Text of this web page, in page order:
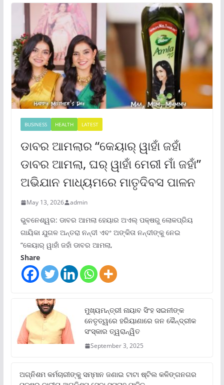
BUSINESS HEALTH LATEST
ଡାବର ଆମଲାର “କେୟାର୍ ୱାହାଁ ଜହାଁ
ଡାବର ଆମଲା, ଘର୍ ୱାହାଁ ମେରୀ ମାଁ ଜହାଁ”
ଅଭିଯାନ ମାଧ୍ୟମରେ ମାତୃଦିବସ ପାଳନ
May 13, 2026 admin
ଭୁବନେଶ୍ୱର: ଡାବର ଆମଲା ହେୟାର ଅଏଲ୍ ପକ୍ଷରୁ ଲୋକପ୍ରିୟ
ଗାୟିକା ଯୁଗଳ ଅନ୍ତରା ନନ୍ଦୀ ଏବଂ ଅଙ୍କିତା ନନ୍ଦୀଙ୍କୁ ନେଇ
“କେୟାର୍ ୱାହାଁ ଜହାଁ ଡାବର ଆମଲା,
Share
ମୁଖ୍ୟମନ୍ତ୍ରୀ ନାୟାବ ସିଂହ ସଇନୀଙ୍କ
ନେତୃତ୍ୱରେ ହରିୟାଣାରେ ଜନ କୈନ୍ଦ୍ରୀକ
ସଂସ୍କାର ତ୍ୱରାନ୍ୱିତ
September 3, 2025
ଅଗ୍ନିଶମ କର୍ମଚାରୀଙ୍କୁ ସମ୍ମାନ ଜଣାଇ ଟାଟା ଷ୍ଟିଲ କଳିଙ୍ଗନଗର